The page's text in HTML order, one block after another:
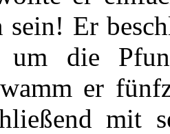
Er
die
er
mit